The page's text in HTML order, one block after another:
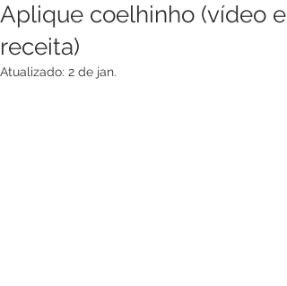
Aplique coelhinho (vídeo e
receita)
Atualizado: 2 de jan.